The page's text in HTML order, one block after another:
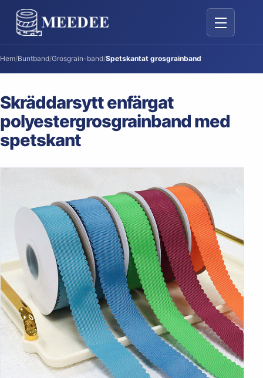
Växla
Hem/Buntband/Grosgrain-band/Spetskantat grosgrainband
Skräddarsytt enfärgat
polyestergrosgrainband med
spetskant